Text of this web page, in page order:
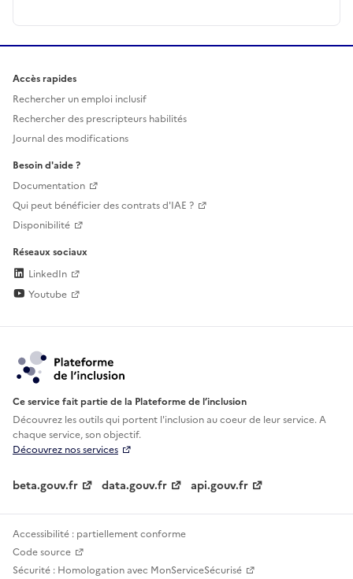
Accès rapides
Rechercher un emploi inclusif
Rechercher des prescripteurs habilités
Journal des modifications
Besoin d'aide ?
Documentation
Qui peut bénéficier des contrats d'IAE ?
Disponibilité
Réseaux sociaux
LinkedIn
Youtube
Ce service fait partie de la Plateforme de l’inclusion
Découvrez les outils qui portent l'inclusion aucoeur de leur service. A
chaque service, son objectif.
Découvrez nos services
beta.gouv.fr data.gouv.fr api.gouv.fr
Accessibilité : partiellement conforme
Code source
Sécurité : Homologation avec MonServiceSécurisé